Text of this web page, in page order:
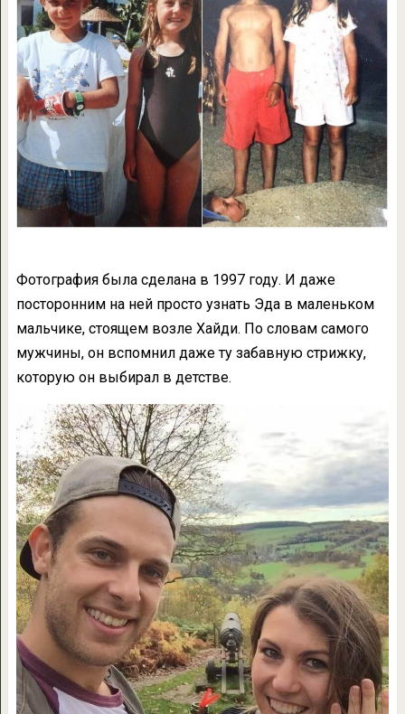
Фотография была сделана в 1997 году. И даже
посторонним на ней просто узнать Эда в маленьком
мальчике, стоящем возле Хайди. По словам самого
мужчины, он вспомнил даже ту забавную стрижку,
которую он выбирал в детстве.